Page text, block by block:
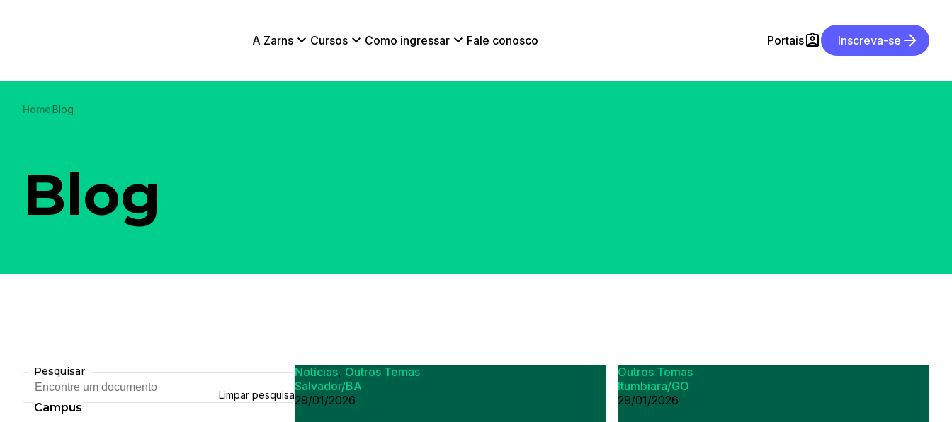
A Zarns Cursos Como ingressar Fale conosco Portais Inscreva-se
HomeBlog
Blog
Pesquisar
Encontre
um
documento
Limpar pesquisa
Campus
Notícias, Outros Temas
Salvador/BA
29/01/2026
Outros Temas
Itumbiara/GO
29/01/2026